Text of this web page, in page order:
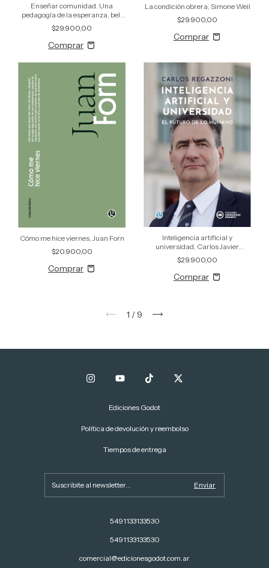
Enseñar comunidad. Una
pedagogía de la esperanza, bell
$29.900,00
La condición obrera, Simone Weil
$29.900,00
Cómo me hice viernes, Juan Forn
$20.900,00
Inteligencia artificial y
universidad, Carlos Javier
Regazzoni
$29.900,00
1 / 9
Ediciones Godot
Política de devolución y reembolso
Tiempos de entrega
5491133133530
5491133133530
comercial@edicionesgodot.com.ar